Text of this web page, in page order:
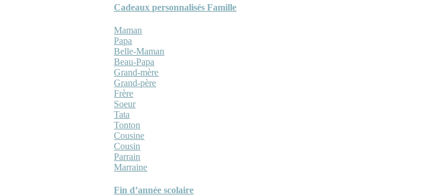
Cadeaux personnalisés Famille
Maman
Papa
Belle-Maman
Beau-Papa
Grand-mère
Grand-père
Frère
Soeur
Tata
Tonton
Cousine
Cousin
Parrain
Marraine
Fin d’année scolaire